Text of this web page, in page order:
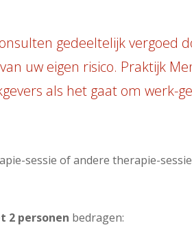
gedeeltelijk vergoed
uw eigen risico. Praktijk
als het gaat om werk-
sessie of andere therapie-
2 personen bedragen: